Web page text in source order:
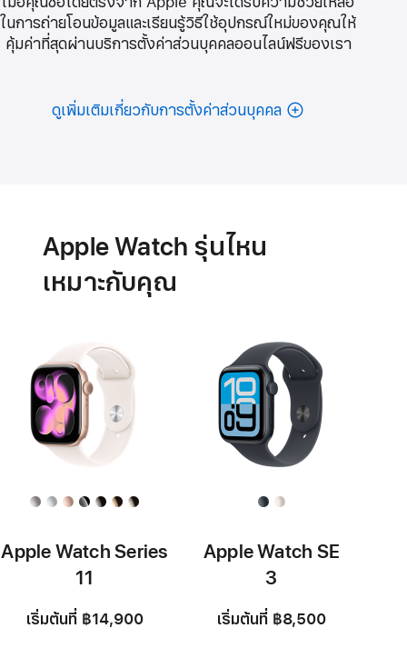
ในการถ่ายโอนข้อมูลและเรียนรู้วิธีใช้อุปกรณ์ใหม่ของคุณให้
คุ้มค่าที่สุดผ่านบริการตั้งค่าส่วนบุคคลออนไลน์ฟรีของเรา
ดูเพิ่มเติมเกี่ยวกับการตั้งค่าส่วนบุคคล
Apple Watch รุ่นไหน
เหมาะกับคุณ
Apple Watch Series
11
เริ่มต้นที่ ฿14,900
Apple Watch SE
3
เริ่มต้นที่ ฿8,500